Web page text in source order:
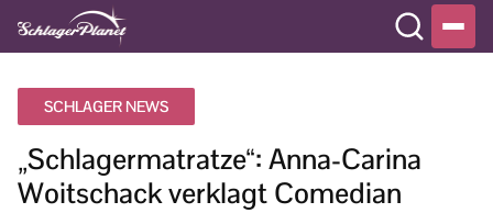
SCHLAGER NEWS
„Schlagermatratze“: Anna-Carina
Woitschack verklagt Comedian